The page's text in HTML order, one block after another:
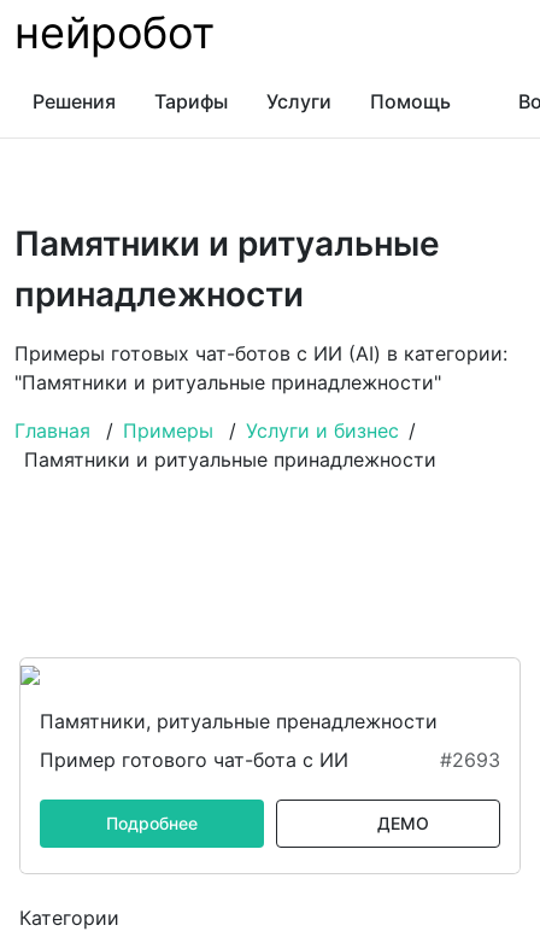
нейробот
Решения Тарифы Услуги Помощь
Памятники и ритуальные
принадлежности
Примеры готовых чат-ботов с ИИ (AI) в категории:
"Памятники и ритуальные принадлежности"
Главная
/ Примеры / Услуги и бизнес /
Памятники и ритуальные принадлежности
Категории
Памятники, ритуальные пренадлежности
Пример готового чат-бота с ИИ
#2693
Подробнее ДЕМО